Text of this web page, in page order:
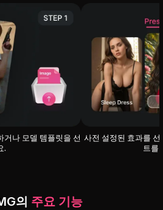
나 모델 템플릿을 선
.
사전 설정된 효과를
트를
의 주요 기능